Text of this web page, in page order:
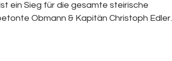
ein Sieg für die gesamte steirische
Obmann & Kapitän Christoph Edler.